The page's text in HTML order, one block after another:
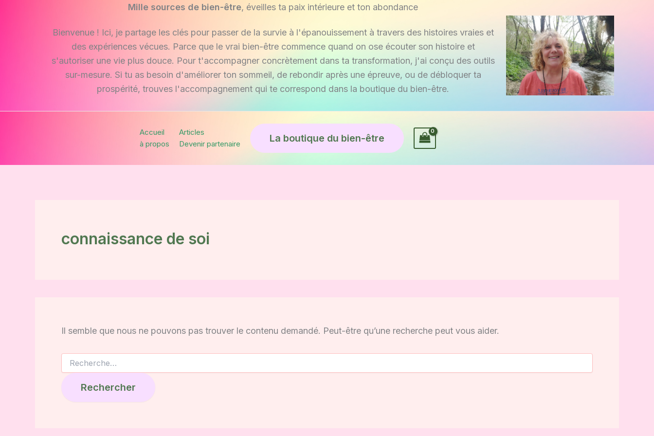
Mille sources de bien-être, éveilles ta paix intérieure et ton abondance
Bienvenue ! Ici, je partage les clés pour passer de la survie à l'épanouissement à travers des histoires vraies et
des expériences vécues. Parce que le vrai bien-être commence quand on ose écouter son histoire et
s'autoriser une vie plus douce. Pour t'accompagner concrètement dans ta transformation, j'ai conçu des outils
sur-mesure. Si tu as besoin d'améliorer ton sommeil, de rebondir après une épreuve, ou de débloquer ta
prospérité, trouves l'accompagnement qui te correspond dans la boutique du bien-être.
Accueil
à propos
Articles
Devenir partenaire
La boutique du bien-être
connaissance de soi
Il semble que nous ne pouvons pas trouver le contenu demandé. Peut-être qu’une recherche peut vous aider.
Rechercher :